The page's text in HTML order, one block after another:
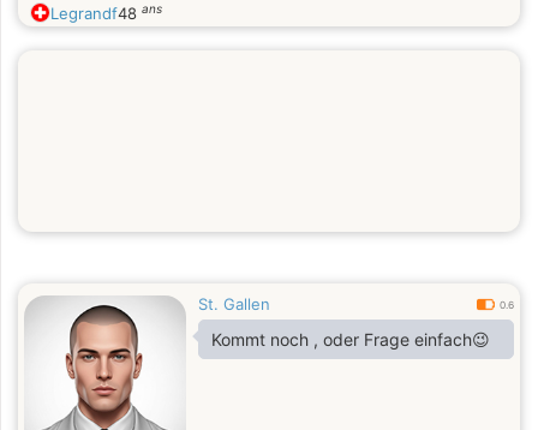
Legrandf48 ans
St. Gallen 0.6
Kommt noch , oder Frage einfach😉